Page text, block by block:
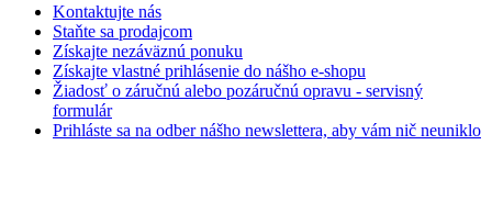
Kontaktujte nás
Staňte sa prodajcom
Získajte nezáväznú ponuku
Získajte vlastné prihlásenie do nášho e-shopu
Žiadosť o záručnú alebo pozáručnú opravu - servisný
formulár
Prihláste sa na odber nášho newslettera, aby vám nič neuniklo